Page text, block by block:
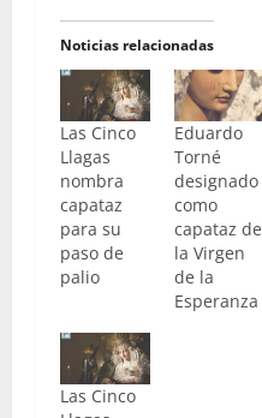
Noticias relacionadas
Las Cinco
Llagas
nombra
capataz
para su
paso de
palio
Eduardo
Torné
designado
como
capataz de
la Virgen
de la
Esperanza
Las Cinco